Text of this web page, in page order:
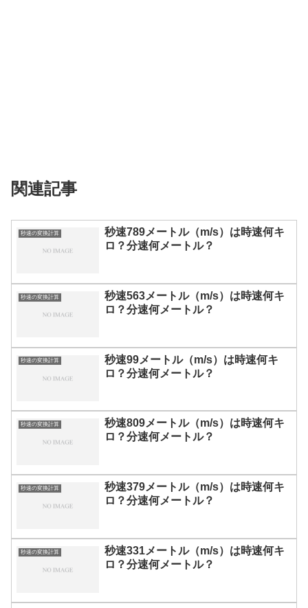
関連記事
秒速の変換計算
秒速789メートル（m/s）は時速何キ
ロ？分速何メートル？
秒速の変換計算
秒速563メートル（m/s）は時速何キ
ロ？分速何メートル？
秒速の変換計算
秒速99メートル（m/s）は時速何キ
ロ？分速何メートル？
秒速の変換計算
秒速809メートル（m/s）は時速何キ
ロ？分速何メートル？
秒速の変換計算
秒速379メートル（m/s）は時速何キ
ロ？分速何メートル？
秒速の変換計算
秒速331メートル（m/s）は時速何キ
ロ？分速何メートル？